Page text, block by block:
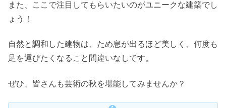
また、ここで注目してもらいたいのがユニークな建築でし
ょう！
自然と調和した建物は、ため息が出るほど美しく、何度も
足を運びたくなること間違いなしです。
ぜひ、皆さんも芸術の秋を堪能してみませんか？